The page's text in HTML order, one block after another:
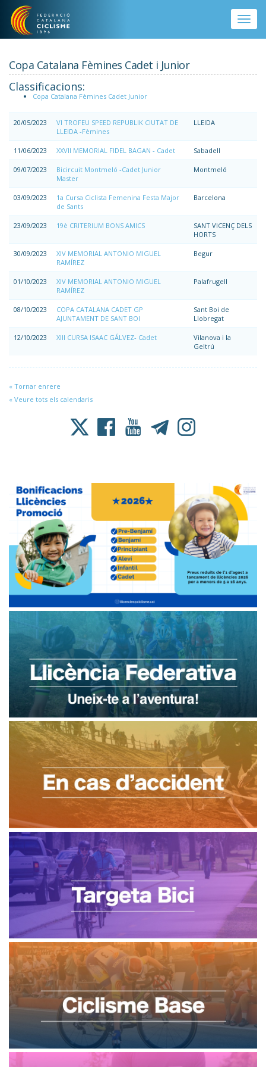
Vés al contingut
Toggle
Copa Catalana Fèmines Cadet i Junior
Classificacions:
Copa Catalana Fèmines Cadet Junior
20/05/2023
VI TROFEU SPEED REPUBLIK CIUTAT DE
LLEIDA -Fèmines
LLEIDA
11/06/2023 XXVII MEMORIAL FIDEL BAGAN - Cadet Sabadell
09/07/2023
Bicircuit Montmeló -Cadet Junior
Master
Montmeló
03/09/2023
1a Cursa Ciclista Femenina Festa Major
de Sants
Barcelona
23/09/2023 19è CRITERIUM BONS AMICS
SANT VICENÇ DELS
HORTS
30/09/2023
XIV MEMORIAL ANTONIO MIGUEL
RAMÍREZ
Begur
01/10/2023
XIV MEMORIAL ANTONIO MIGUEL
RAMÍREZ
Palafrugell
08/10/2023
COPA CATALANA CADET GP
AJUNTAMENT DE SANT BOI
Sant Boi de
Llobregat
12/10/2023 XIII CURSA ISAAC GÁLVEZ- Cadet
Vilanova i la
Geltrú
« Tornar enrere
« Veure tots els calendaris